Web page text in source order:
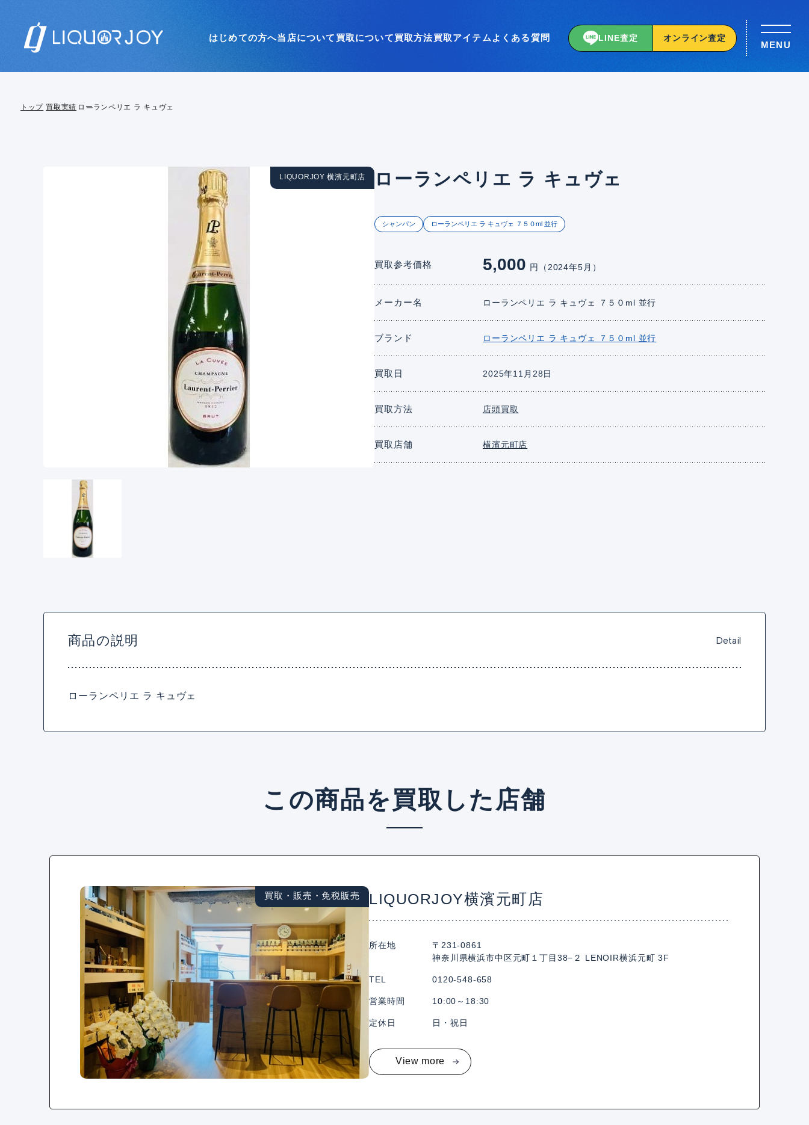
はじめての方へ当店について 買取について買取方法買取アイテム よくある質問 LINE査定 オンライン査定
MENU
トップ 買取実績 ローランペリエ ラ キュヴェ
LIQUORJOY 横濱元町店 ローランペリエ ラ キュヴェ
シャンパン ローランペリエ ラ キュヴェ ７５０ml 並行
買取参考価格 5,000 円（2024年5月）
メーカー名 ローランペリエ ラ キュヴェ ７５０ml 並行
ブランド ローランペリエ ラ キュヴェ ７５０ml 並行
買取日 2025年11月28日
買取方法 店頭買取
買取店舗 横濱元町店
商品の説明 Detail
ローランペリエ ラ キュヴェ
この商品を買取した店舗
買取・販売・免税販売 LIQUORJOY横濱元町店
所在地
〒231-0861
神奈川県横浜市中区元町１丁目38−２ LENOIR横浜元町 3F
TEL 0120-548-658
営業時間 10:00～18:30
定休日 日・祝日
View more